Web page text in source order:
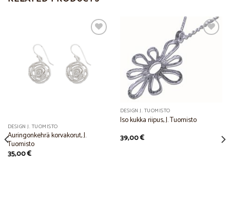
Add to
Wishlist
DESIGN J. TUOMISTO
Auringonkehrä korvakorut, J.
Tuomisto
35,00€
DESIGN J. TUOMISTO
Iso kukka riipus, J. Tuomisto
39,00€